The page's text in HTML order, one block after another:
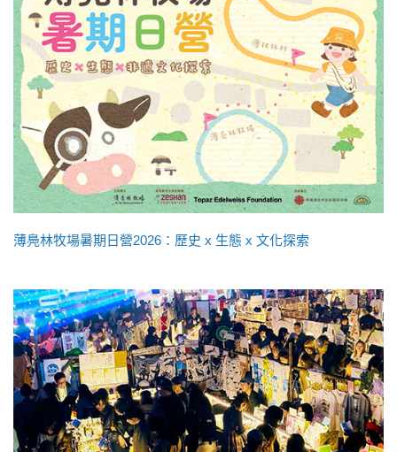
薄鳧林牧場暑期日營2026：歷史 x 生態 x 文化探索